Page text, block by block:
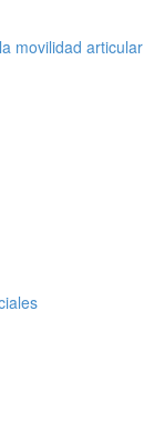
movilidad articular